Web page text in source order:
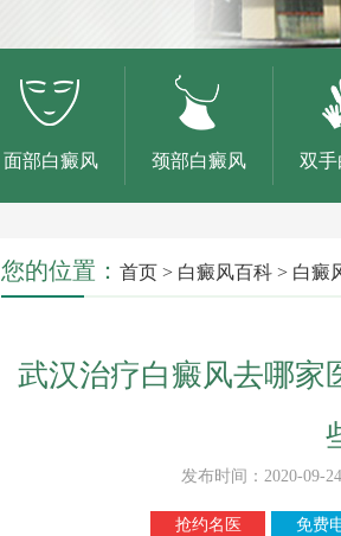
面部白癜风 颈部白癜风 双
您的位置： 首页 > 白癜风百科 > 白癜
武汉治疗白癜风去哪家
发布时间：2020-09-
抢约名医 免费